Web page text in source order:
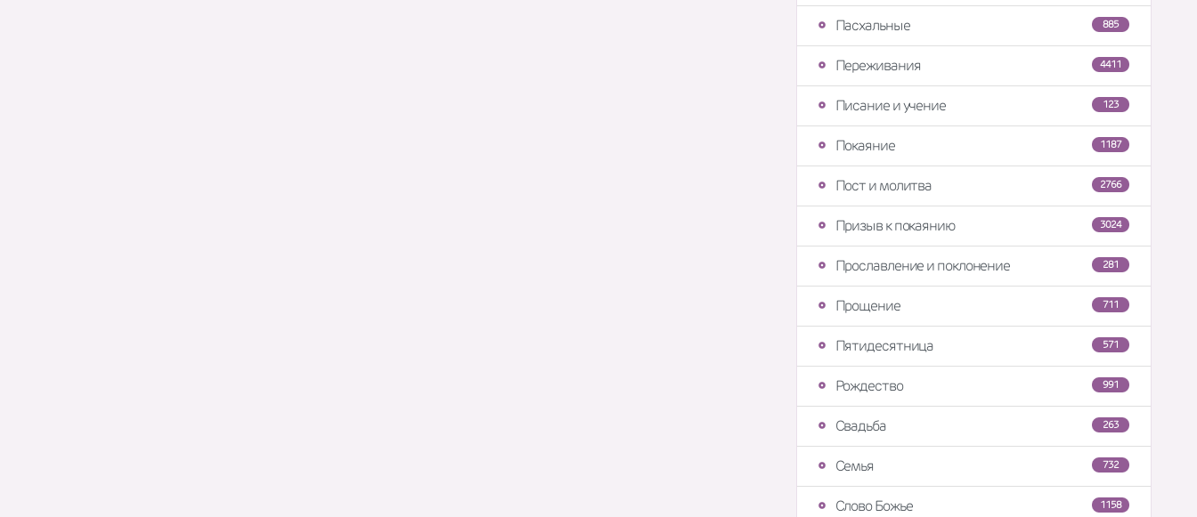
885
Пасхальные
4411
Переживания
123
Писание и учение
1187
Покаяние
2766
Пост и молитва
3024
Призыв к покаянию
281
Прославление и поклонение
711
Прощение
571
Пятидесятница
991
Рождество
263
Свадьба
732
Семья
1158
Слово Божье